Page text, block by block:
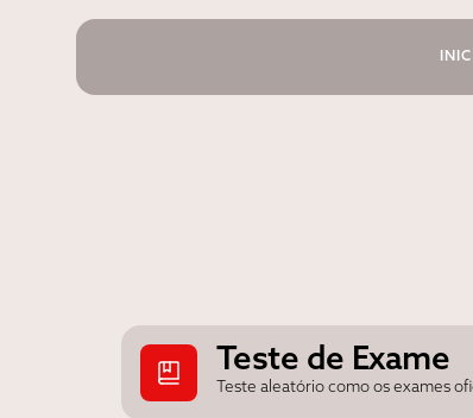
Teste de Exame
Teste aleatório como os exames